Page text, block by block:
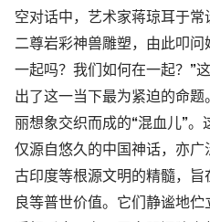
空对话中，艺术家蒋琼耳于
二尊岩彩神兽雕塑，由此叩问
一起吗？我们如何在一起？”
出了这一当下最为紧迫的命
丽想象交织而成的“混血儿”
仅源自悠久的中国神话，亦
古印度等根源文明的精髓，
良等普世价值。它们静谧地